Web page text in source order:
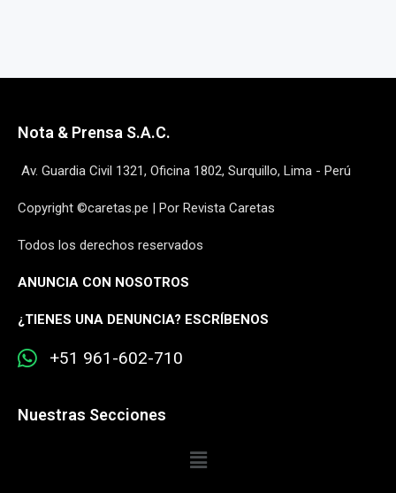
Nota & Prensa S.A.C.
Av. Guardia Civil 1321, Oficina 1802, Surquillo, Lima - Perú
Copyright ©caretas.pe | Por Revista Caretas
Todos los derechos reservados
ANUNCIA CON NOSOTROS
¿TIENES UNA DENUNCIA? ESCRÍBENOS
+51 961-602-710
Nuestras Secciones